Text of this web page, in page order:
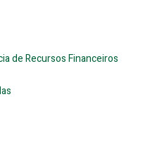
de Recursos Financeiros